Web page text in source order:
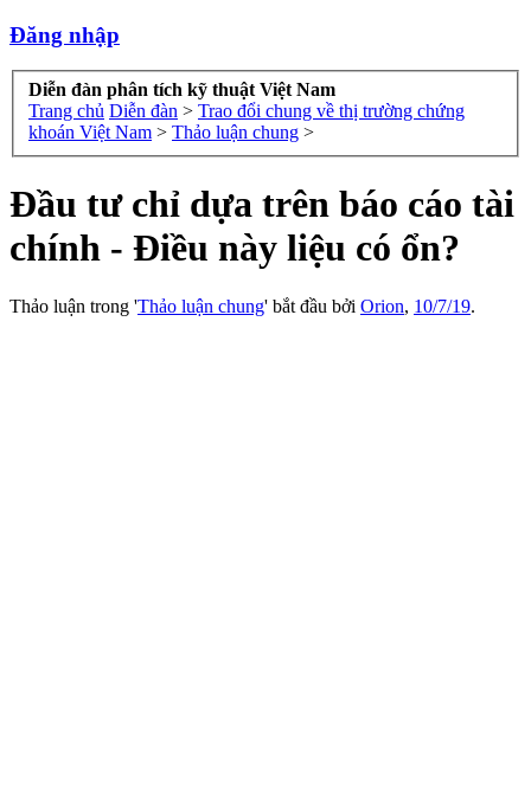
Đăng nhập
Diễn đàn phân tích kỹ thuật Việt Nam
Trang chủ Diễn đàn > Trao đổi chung về thị trường chứng
khoán Việt Nam > Thảo luận chung >
Đầu tư chỉ dựa trên báo cáo tài
chính - Điều này liệu có ổn?
Thảo luận trong 'Thảo luận chung' bắt đầu bởi Orion, 10/7/19.